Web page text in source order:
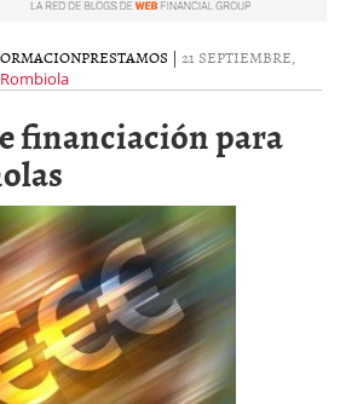
PRESTAMOS | 21 SEPTIEMBRE,
financiación para